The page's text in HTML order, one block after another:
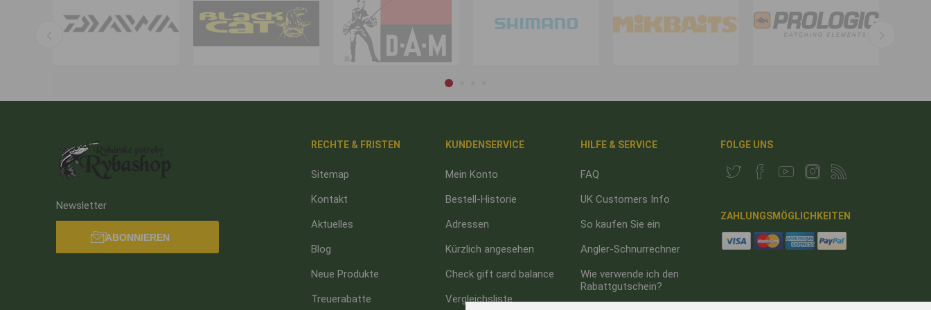
Newsletter
ABONNIEREN
RECHTE & FRISTEN
Sitemap
Kontakt
Aktuelles
Blog
Neue Produkte
Treuerabatte
KUNDENSERVICE
Mein Konto
Bestell-Historie
Adressen
Kürzlich angesehen
Check gift card balance
Vergleichsliste
HILFE & SERVICE
FAQ
UK Customers Info
So kaufen Sie ein
Angler-Schnurrechner
Wie verwende ich den
Rabattgutschein?
FOLGE UNS
ZAHLUNGSMÖGLICHKEITEN